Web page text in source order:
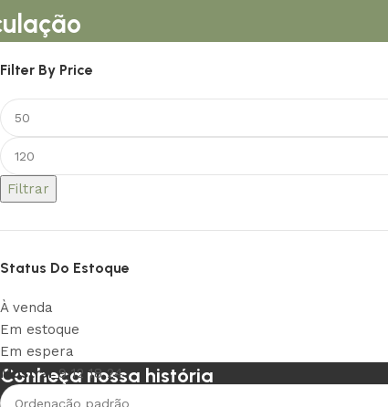
Filter By Price
Filtrar
Status Do Estoque
À venda
Em estoque
Em espera
Conheça nossa história
Mostrar9121824